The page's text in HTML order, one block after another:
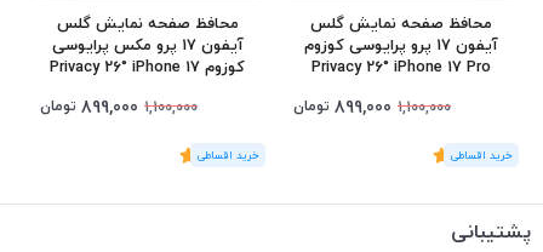
محافظ صفحه نمایش گلس
آیفون 17 پرو پرایوسی کوزوم
Privacy 26° iPhone 17 Pro
1,100,000
899,000 تومان
(1رای)
5
محافظ صفحه نمایش گلس
آیفون 17 پرو مکس پرایوسی
کوزوم Privacy 26° iPhone 17
1,100,000
899,000 تومان
(1رای)
5
پشتیبانی